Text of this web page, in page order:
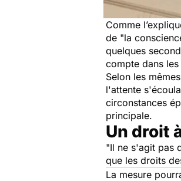
Comme
de "la
quelques
compte dans
Selon les
l'attente
circonstances
principale.
Un droit
"Il ne s'agit pas
que les droits
La mesure